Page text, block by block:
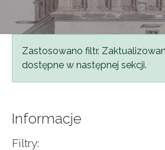
Komunikat
Zastosowano filtr.
dostępne w następnej sekcji.
Informacje
Filtry: